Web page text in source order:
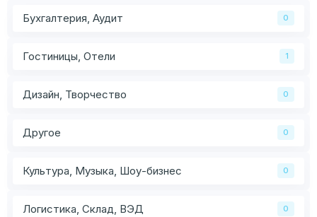
Бухгалтерия, Аудит 0
Гостиницы, Отели 1
Дизайн, Творчество 0
Другое 0
Культура, Музыка, Шоу-бизнес 0
Логистика, Склад, ВЭД 0